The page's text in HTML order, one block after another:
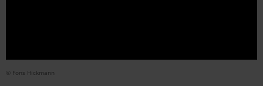
© Fons Hickmann